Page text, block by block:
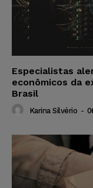
Especialistas
econômicos da
Brasil
Karina Silvério -